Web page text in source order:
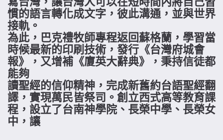
慣的語言轉化成文字，彼此溝通，並與世界
接軌。
為此，巴克禮牧師專程返回蘇格蘭，學習當
時候最新的印刷技術，發行《台灣府城會
報》，又增補《廈英大辭典》，秉持信徒都
能夠
讀聖經的信仰精神，完成新舊約台語聖經翻
譯，實現萬民皆祭司。創立西式高等教育課
程，設立了台南神學院、長榮中學、長榮女
中，讓